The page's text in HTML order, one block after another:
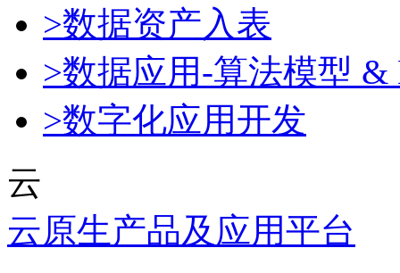
>数据资产入表
>数据应用-算法模型 &
>数字化应用开发
云
云原生产品及应用平台